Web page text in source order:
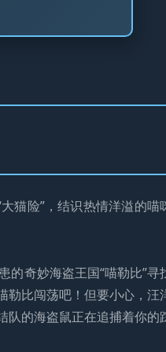
猫险”，结识热情洋溢的喵
的奇妙海盗王国“喵勒比”寻
勒比闯荡吧！但要小心，汪
队的海盗鼠正在追捕着你的